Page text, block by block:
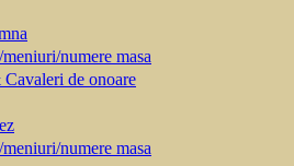
numere masa
de onoare
numere masa